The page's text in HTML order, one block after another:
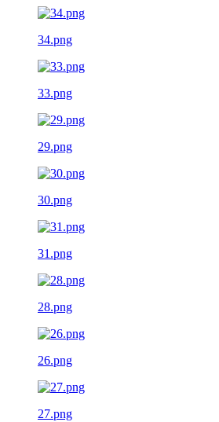
34.png
33.png
29.png
30.png
31.png
28.png
26.png
27.png